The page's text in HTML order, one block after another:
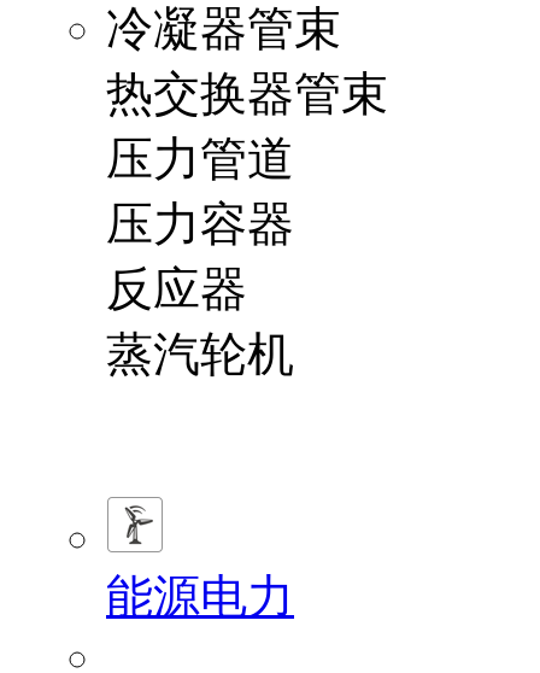
冷凝器管束
热交换器管束
压力管道
压力容器
反应器
蒸汽轮机
能源电力